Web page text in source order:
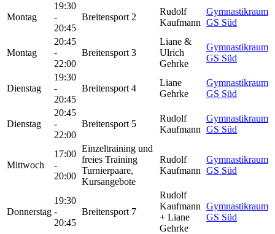
Montag
19:30
-
20:45
Breitensport 2
Rudolf
Kaufmann
Gymnastikraum
GS Süd
Montag
20:45
-
22:00
Breitensport 3
Liane &
Ulrich
Gehrke
Gymnastikraum
GS Süd
Dienstag
19:30
-
20:45
Breitensport 4
Liane
Gehrke
Gymnastikraum
GS Süd
Dienstag
20:45
-
22:00
Breitensport 5
Rudolf
Kaufmann
Gymnastikraum
GS Süd
Mittwoch
17:00
-
20:00
Einzeltraining und
freies Training
Turnierpaare,
Kursangebote
Rudolf
Kaufmann
Gymnastikraum
GS Süd
Donnerstag
19:30
-
20:45
Breitensport 7
Rudolf
Kaufmann
+ Liane
Gehrke
Gymnastikraum
GS Süd